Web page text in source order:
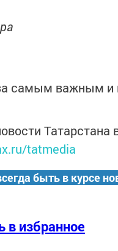
самым важным и
tatmedia
быть в курсе
в избранное